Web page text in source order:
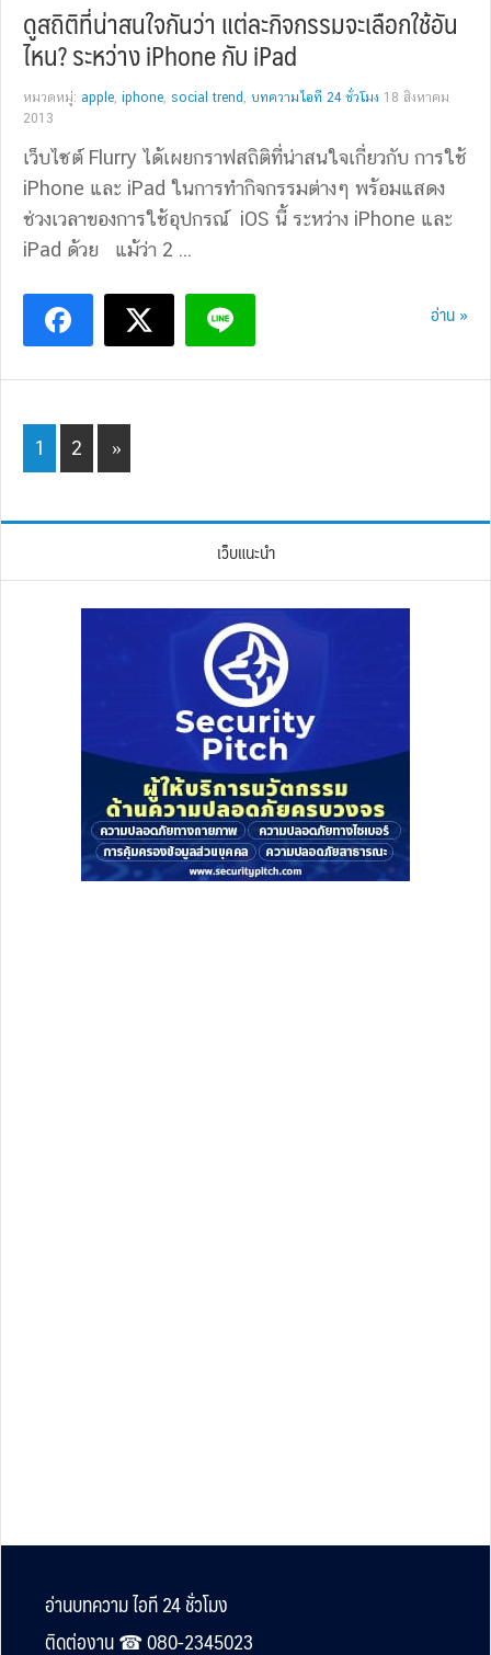
ดูสถิติที่น่าสนใจกันว่า แต่ละกิจกรรมจะเลือกใช้อัน
ไหน? ระหว่าง iPhone กับ iPad
หมวดหมู่: apple, iphone, social trend , บทความไอที 24 ชั่วโมง 18 สิงหาคม
2013
เว็บไซต์ Flurry ได้เผยกราฟสถิติที่น่าสนใจเกี่ยวกับ การใช้
iPhone และ iPad ในการทำกิจกรรมต่างๆ พร้อมแสดง
ช่วงเวลาของการใช้อุปกรณ์ iOS นี้ ระหว่าง iPhone และ
iPad ด้วย แม้ว่า 2 ...
อ่าน »
Page
1 Page
2 »
เว็บแนะนำ
Footer
อ่านบทความ ไอที 24 ชั่วโมง
ติดต่องาน ☎︎ 080-2345023